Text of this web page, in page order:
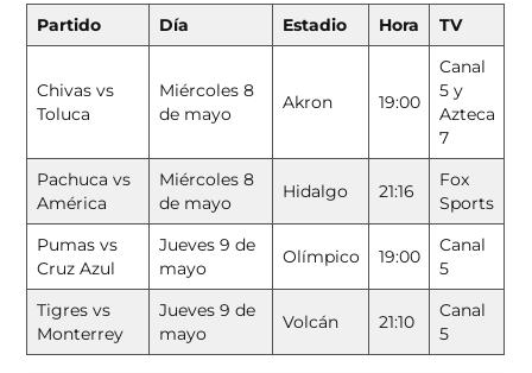
Partido Día Estadio Hora TV
Chivas vs
Toluca
Miércoles 8
de mayo
Akron 19:00
Canal
5 y
Azteca
7
Pachuca vs
América
Miércoles 8
de mayo
Hidalgo 21:16
Fox
Sports
Pumas vs
Cruz Azul
Jueves 9 de
mayo
Olímpico 19:00
Canal
5
Tigres vs
Monterrey
Jueves 9 de
mayo
Volcán 21:10
Canal
5